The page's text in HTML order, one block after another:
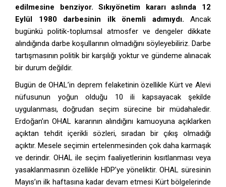
edilmesine benziyor. Sıkıyönetim kararı aslında 12
Eylül 1980 darbesinin ilk önemli adımıydı. Ancak
bugünkü politik-toplumsal atmosfer ve dengeler dikkate
alındığında darbe koşullarının olmadığını söyleyebiliriz. Darbe
tartışmasının politik bir karşılığı yoktur ve gündeme alınacak
bir durum değildir.
Bugün de OHAL’in deprem felaketinin özellikle Kürt ve Alevi
nüfusunun yoğun olduğu 10 ili kapsayacak şekilde
uygulanması, doğrudan seçim sürecine bir müdahaledir.
Erdoğan’ın OHAL kararının alındığını kamuoyuna açıklarken
açıktan tehdit içerikli sözleri, sıradan bir çıkış olmadığı
açıktır. Mesele seçimin ertelenmesinden çok daha karmaşık
ve derindir. OHAL ile seçim faaliyetlerinin kısıtlanması veya
yasaklanmasının özellikle HDP’ye yöneliktir. OHAL süresinin
Mayıs’ın ilk haftasına kadar devam etmesi Kürt bölgelerinde